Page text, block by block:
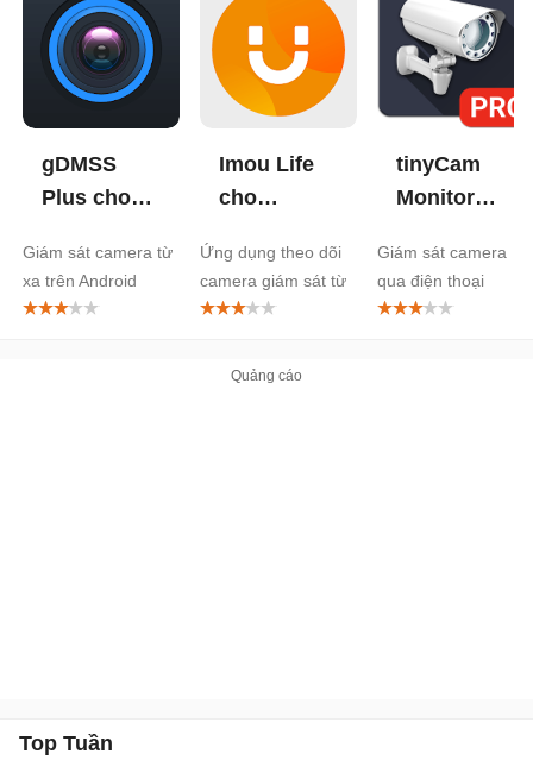
gDMSS
Plus cho
Giám sát camera từ
xa trên Android
Imou Life
cho
Ứng dụng theo dõi
camera giám sát từ
xa
tinyCam
Monitor
Android
Giám sát camera
qua điện thoại
Android
Top Tuần